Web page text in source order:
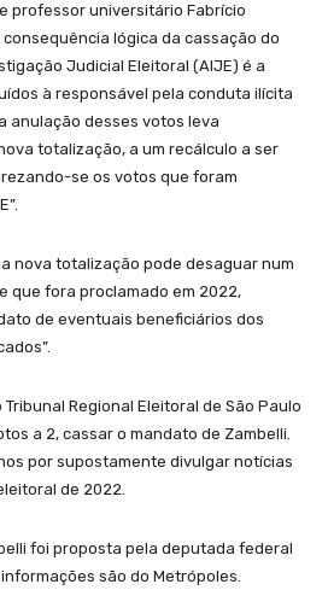
professor universitário Fabrício
lógica da cassação do
Judicial Eleitoral (AIJE) é a
à responsável pela conduta ilícita
anulação desses votos leva
totalização, a um recálculo a ser
se os votos que foram
nova totalização pode desaguar num
que fora proclamado em 2022,
de eventuais beneficiários dos
Regional Eleitoral de São Paulo
a 2, cassar o mandato de Zambelli.
por supostamente divulgar notícias
de 2022.
foi proposta pela deputada federal
informações são do Metrópoles.